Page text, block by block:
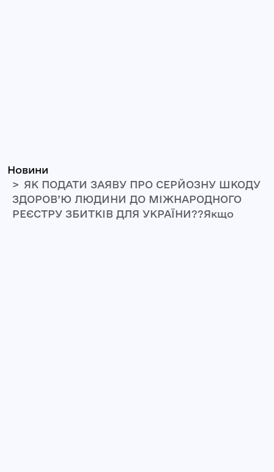
Новини
ЯК ПОДАТИ ЗАЯВУ ПРО СЕРЙОЗНУ ШКОДУ
ЗДОРОВ’Ю ЛЮДИНИ ДО МІЖНАРОДНОГО
РЕЄСТРУ ЗБИТКІВ ДЛЯ УКРАЇНИ??Якщо